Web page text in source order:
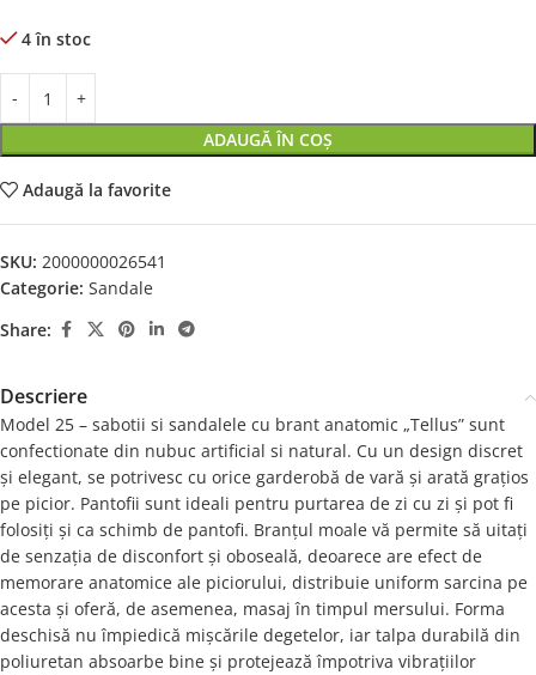
4 în stoc
ADAUGĂ ÎN COȘ
Adaugă la favorite
SKU: 2000000026541
Categorie: Sandale
Share:
Descriere
Model 25 – sabotii si sandalele cu brant anatomic „Tellus” sunt
confectionate din nubuc artificial si natural. Cu un design discret
și elegant, se potrivesc cu orice garderobă de vară și arată grațios
pe picior. Pantofii sunt ideali pentru purtarea de zi cu zi și pot fi
folosiți și ca schimb de pantofi. Branțul moale vă permite să uitați
de senzația de disconfort și oboseală, deoarece are efect de
memorare anatomice ale piciorului, distribuie uniform sarcina pe
acesta și oferă, de asemenea, masaj în timpul mersului. Forma
deschisă nu împiedică mișcările degetelor, iar talpa durabilă din
poliuretan absoarbe bine și protejează împotriva vibrațiilor